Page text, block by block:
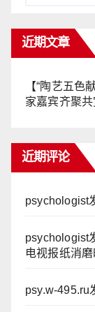
近期文章
【“陶艺五色
家嘉宾齐聚共
近期评论
psychologist
psychologist
电视报纸消
psy.w-495.ru